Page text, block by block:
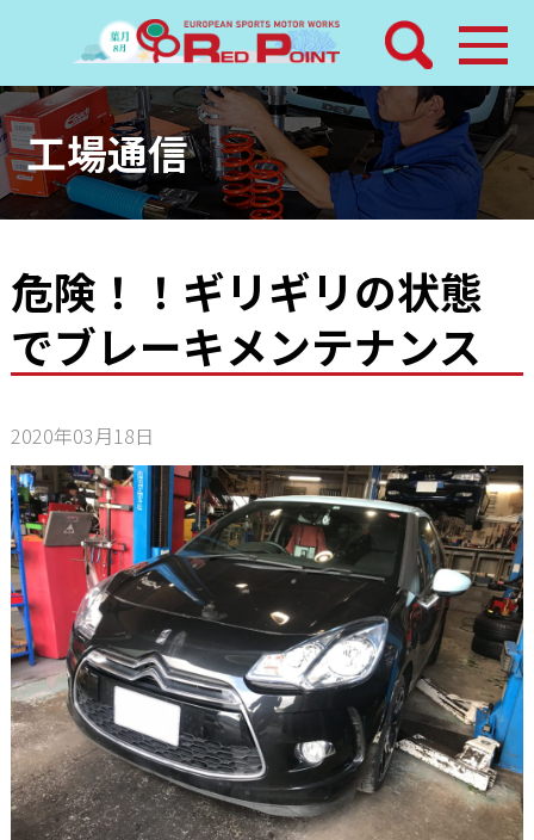
検索
ホーム
トピックス
レッドポイントパーツ
店舗案内
工場通信
お問い合わせ
工場通信
危険！！ギリギリの状態
でブレーキメンテナンス
2020年03月18日